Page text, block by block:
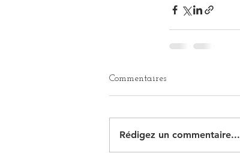
Commentaires
Rédigez un commentaire...